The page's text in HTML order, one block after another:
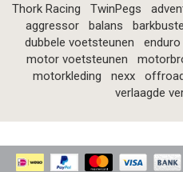
Thork Racing
TwinPegs
aggressor
balans
dubbele voetsteunen
enduro
motor voetsteunen
motorkleding
nexx
verlaagde